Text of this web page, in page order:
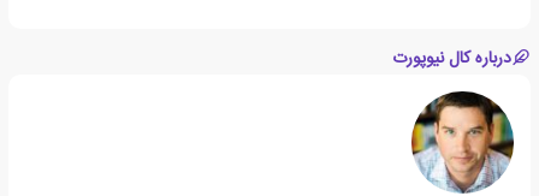
درباره کال نیوپورت